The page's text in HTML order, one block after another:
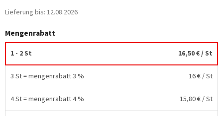
Lieferung bis: 12.08.2026
Mengenrabatt
1 - 2 St 16,50 €/ St
3 St = mengenrabatt 3 % 16 €/ St
4 St = mengenrabatt 4 % 15,80 €/ St